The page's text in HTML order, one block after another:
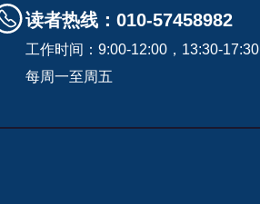
读者热线：010-57458982
工作时间：9:00-12:00，13:30-17:30
每周一至周五